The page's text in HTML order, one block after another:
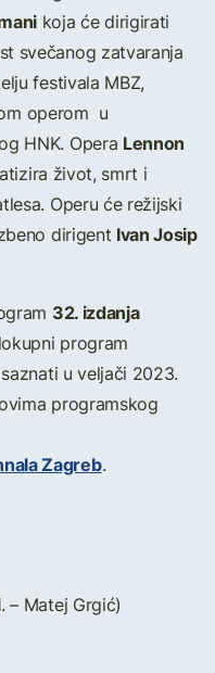
koja će dirigirati
svečanog zatvaranja
festivala MBZ,
operom u
HNK. Opera Lennon
život, smrt i
Operu će režijski
dirigent Ivan Josip
32. izdanja
program
u veljači 2023.
programskog
Zagreb.
– Matej Grgić)